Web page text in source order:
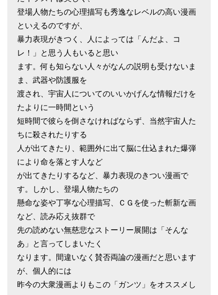
登場人物たちの心理描写も秀逸なレベルの高い漫画
といえるのですが、
暴力表現がきつく、人によっては「んだよ、コ
レ！」と思う人もいると思い
ます。何も知らない人々がなんの説明も受けないま
ま、武器や防護服を
渡され、宇宙人についてのいいかげんな情報だけを
たよりに一時間という
短時間で彼らを倒さなければならず、当然宇宙人た
ちに殺されたりする
人が出てきたり、範囲外に出て脳に仕込まれた爆弾
により命を落とす人など
が出てきたりするなど、暴力表現のきつい漫画で
す。しかし、登場人物たちの
懸命な姿や丁寧な心理描写、ＣＧを使った斬新な画
など、読み応え抜群で
先の読めない無慈悲なストーリー展開は「そんな
あ」と言ってしまいたく
なります。間違いなく賛否両論の漫画だと思います
が、個人的には
昨今の大衆漫画よりもこの「ガンツ」をオススメし